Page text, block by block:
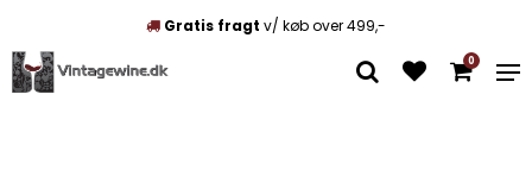
Gratis fragt v/ køb over 499,-
0